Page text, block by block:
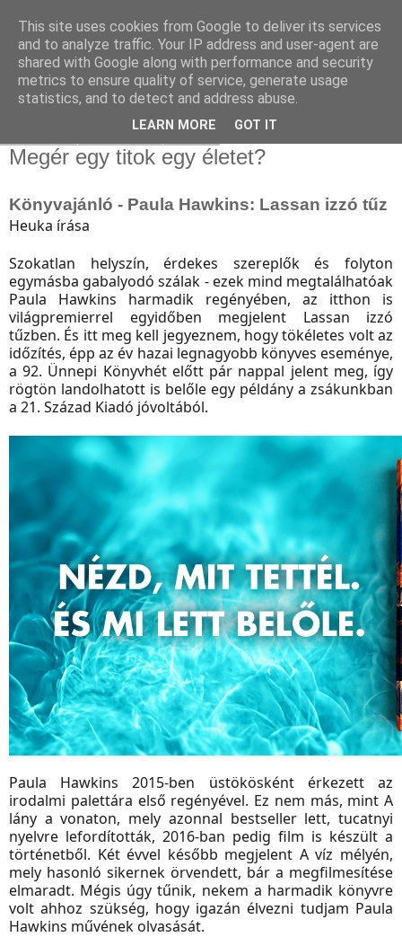
Megér egy titok egy életet?
Könyvajánló - Paula Hawkins: Lassan izzó tűz
Heuka írása
Szokatlan helyszín, érdekes szereplők és folyton
egymásba gabalyodó szálak - ezek mind megtalálhatóak
Paula Hawkins harmadik regényében, az itthon is
világpremierrel egyidőben megjelent Lassan izzó
tűzben. És itt meg kell jegyeznem, hogy tökéletes volt az
időzítés, épp az év hazai legnagyobb könyves eseménye,
a 92. Ünnepi Könyvhét előtt pár nappal jelent meg, így
rögtön landolhatott is belőle egy példány a zsákunkban
a 21. Század Kiadó jóvoltából.
Paula Hawkins 2015-ben üstökösként érkezett az
irodalmi palettára első regényével. Ez nem más, mint A
lány a vonaton, mely azonnal bestseller lett, tucatnyi
nyelvre lefordították, 2016-ban pedig film is készült a
történetből. Két évvel később megjelent A víz mélyén,
mely hasonló sikernek örvendett, bár a megfilmesítése
elmaradt. Mégis úgy tűnik, nekem a harmadik könyvre
volt ahhoz szükség, hogy igazán élvezni tudjam Paula
Hawkins művének olvasását.
This site uses cookies from Google to deliver its services
and to analyze traffic. Your IP address and user-agent are
shared with Google along with performance and security
metrics to ensure quality of service, generate usage
statistics, and to detect and address abuse.
LEARN MORE GOT IT